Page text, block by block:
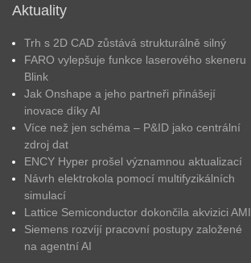
Aktuality
Trh s 2D CAD zůstává strukturálně silný
FARO vylepšuje funkce laserového skeneru
Blink
Jak Onshape a jeho partneři přinášejí
inovace díky AI
Více než jen schéma – P&ID jako centrální
zdroj dat
ENCY Hyper prošel významnou aktualizací
Návrh elektrokola pomocí multifyzikálních
simulací
Lattice Semiconductor dokončila akvizici AMI
Siemens rozvíjí pracovní postupy založené
na agentní AI